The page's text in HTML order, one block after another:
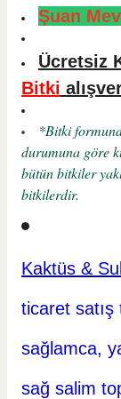
Şuan
Ücretsiz
Bitki
*Bitki
durumuna göre
bütün bitkiler
bitkilerdir.
Kaktüs &
ticaret
sağlamca,
sağ salim